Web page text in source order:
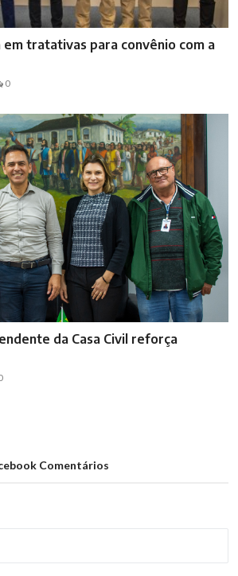
em tratativas para convênio com a
0
da Casa Civil reforça
Comentários